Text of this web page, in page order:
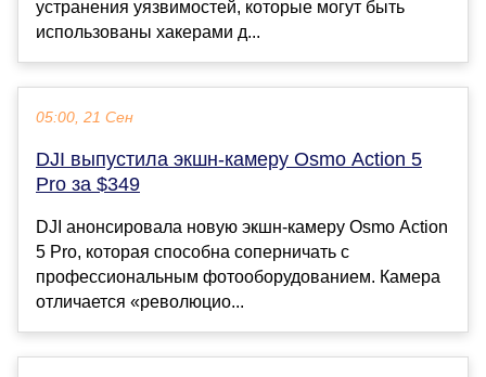
устранения уязвимостей, которые могут быть
использованы хакерами д...
05:00, 21 Сен
DJI выпустила экшн-камеру Osmo Action 5
Pro за $349
DJI анонсировала новую экшн-камеру Osmo Action
5 Pro, которая способна соперничать с
профессиональным фотооборудованием. Камера
отличается «революцио...